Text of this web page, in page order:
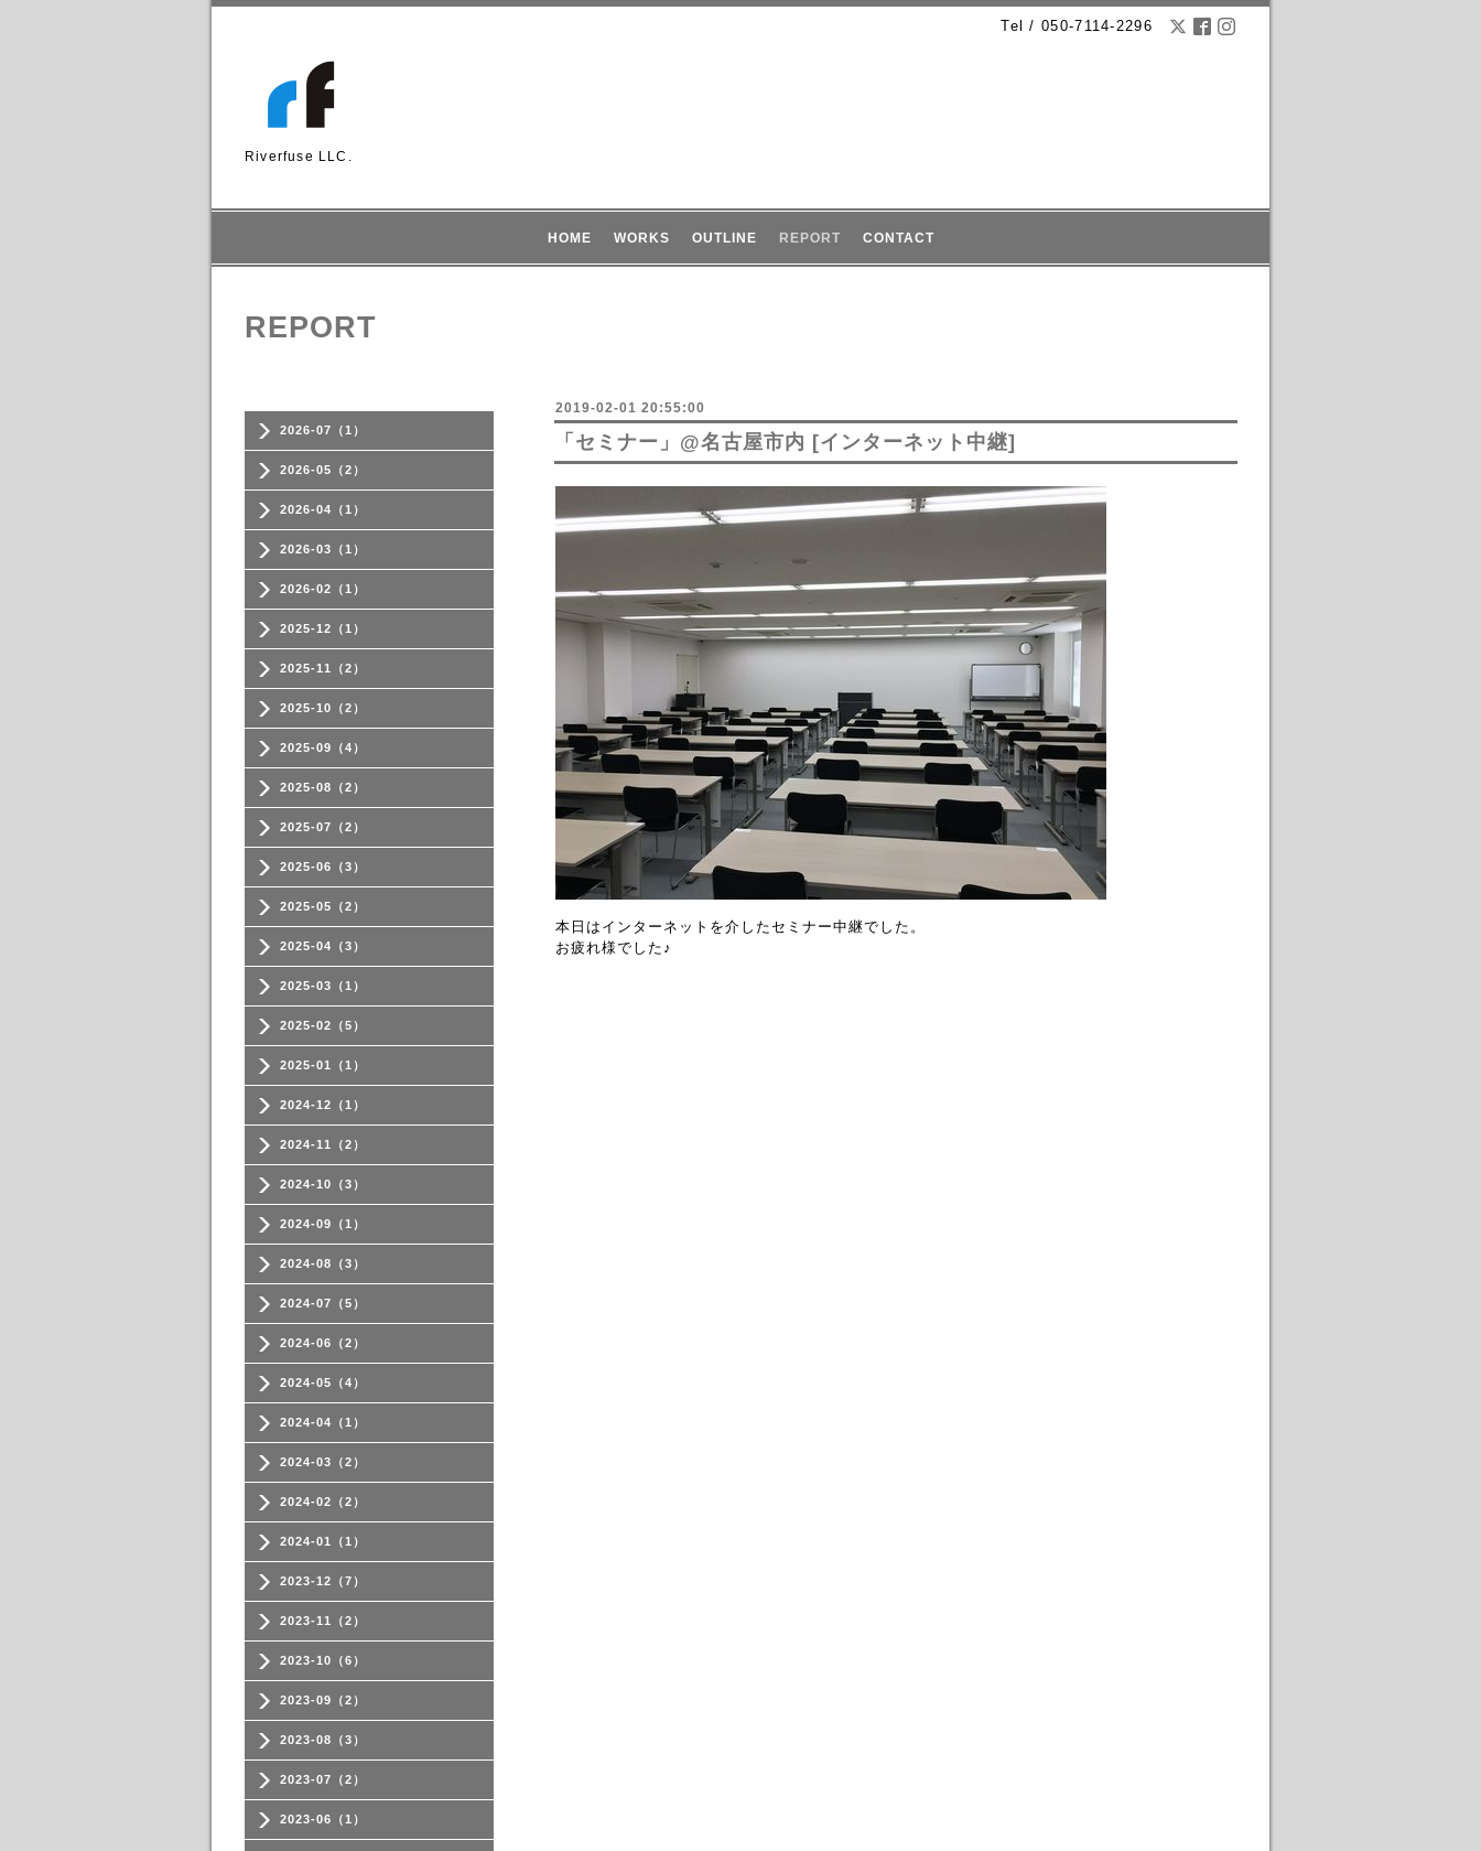
Tel / 050-7114-2296
Riverfuse LLC.
HOME WORKS OUTLINE REPORT CONTACT
2026-07（1）
2026-05（2）
2026-04（1）
2026-03（1）
2026-02（1）
2025-12（1）
2025-11（2）
2025-10（2）
2025-09（4）
2025-08（2）
2025-07（2）
2025-06（3）
2025-05（2）
2025-04（3）
2025-03（1）
2025-02（5）
2025-01（1）
2024-12（1）
2024-11（2）
2024-10（3）
2024-09（1）
2024-08（3）
2024-07（5）
2024-06（2）
2024-05（4）
2024-04（1）
2024-03（2）
2024-02（2）
2024-01（1）
2023-12（7）
2023-11（2）
2023-10（6）
2023-09（2）
2023-08（3）
2023-07（2）
2023-06（1）
REPORT
2019-02-01 20:55:00
「セミナー」@名古屋市内 [インターネット中継]
本日はインターネットを介したセミナー中継でした。
お疲れ様でした♪